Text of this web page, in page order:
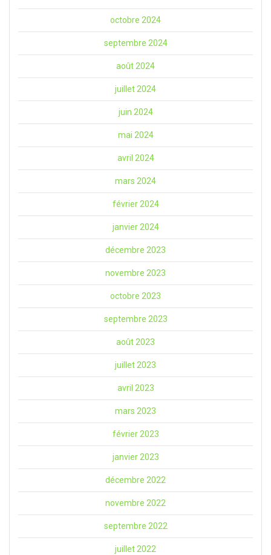
octobre 2024
septembre 2024
août 2024
juillet 2024
juin 2024
mai 2024
avril 2024
mars 2024
février 2024
janvier 2024
décembre 2023
novembre 2023
octobre 2023
septembre 2023
août 2023
juillet 2023
avril 2023
mars 2023
février 2023
janvier 2023
décembre 2022
novembre 2022
septembre 2022
juillet 2022